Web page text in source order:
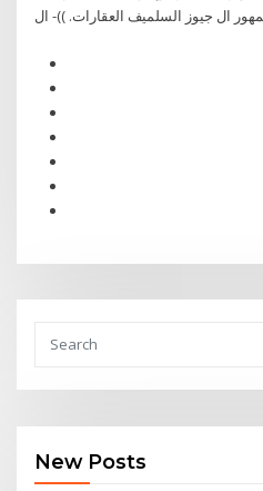
ال جيوز السلميف العقارات. ))- ال
New Posts